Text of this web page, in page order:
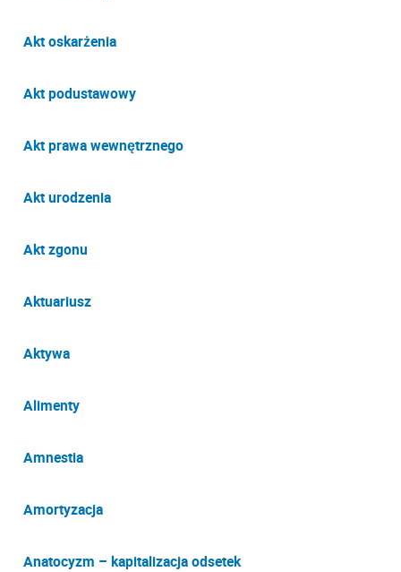
Akt oskarżenia
Akt podustawowy
Akt prawa wewnętrznego
Akt urodzenia
Akt zgonu
Aktuariusz
Aktywa
Alimenty
Amnestia
Amortyzacja
Anatocyzm – kapitalizacja odsetek